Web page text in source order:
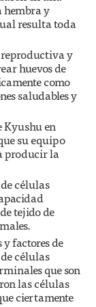
hembra y
resulta toda
reproductiva y
huevos de
como
saludables y
en
su equipo
producir la
células
tejido de
factores de
células
que son
las células
ciertamente